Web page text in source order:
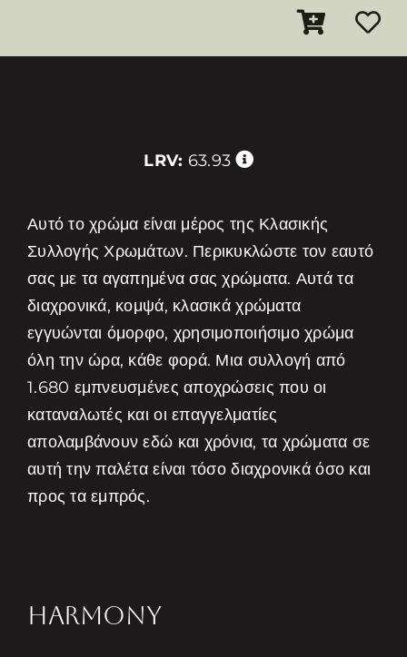
LRV: 63.93
Αυτό το χρώμα είναι μέρος της Κλασικής
Συλλογής Χρωμάτων. Περικυκλώστε τον εαυτό
σας με τα αγαπημένα σας χρώματα. Αυτά τα
διαχρονικά, κομψά, κλασικά χρώματα
εγγυώνται όμορφο, χρησιμοποιήσιμο χρώμα
όλη την ώρα, κάθε φορά. Μια συλλογή από
1.680 εμπνευσμένες αποχρώσεις που οι
καταναλωτές και οι επαγγελματίες
απολαμβάνουν εδώ και χρόνια, τα χρώματα σε
αυτή την παλέτα είναι τόσο διαχρονικά όσο και
προς τα εμπρός.
HARMONY